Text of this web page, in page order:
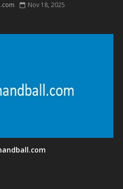
Nov 18, 2025